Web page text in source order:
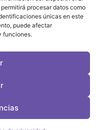
procesar datos como
únicas en este
puede afectar
funciones.
de Pyramid
Contacto: info@leviragetv